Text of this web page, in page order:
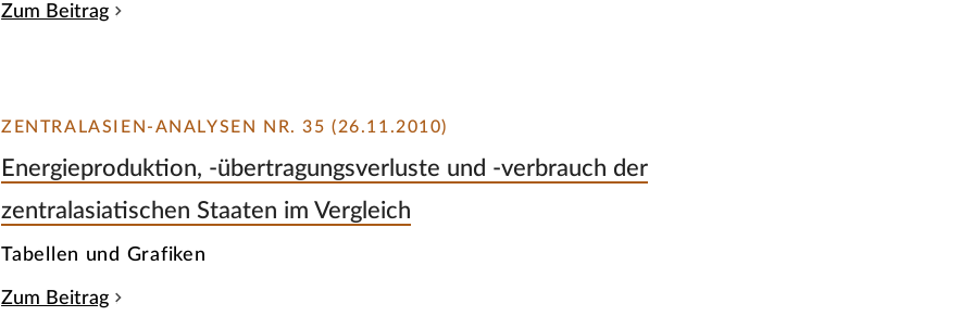
Zum Beitrag
ZENTRALASIEN-ANALYSEN NR. 35 (26.11.2010)
Energieproduktion, -übertragungsverluste und -verbrauch der
zentralasiatischen Staaten im Vergleich
Tabellen und Grafiken
Zum Beitrag